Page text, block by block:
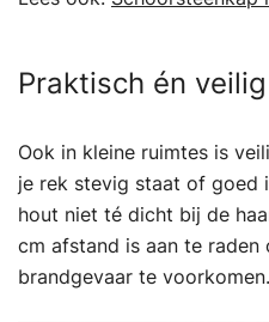
Praktisch én veilig
Ook in kleine ruimtes is
je rek stevig staat of goed
hout niet té dicht bij de
cm afstand is aan te
brandgevaar te voorkomen.